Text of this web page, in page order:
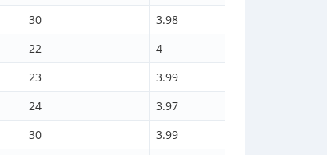
30
3.98
22
4
23
3.99
24
3.97
30
3.99